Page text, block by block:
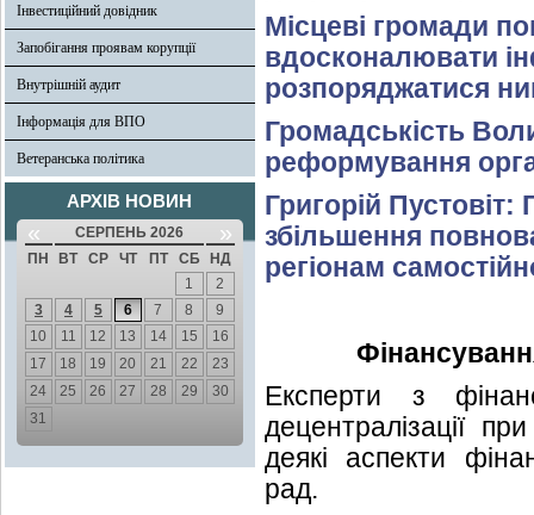
Інвестиційний довідник
Запобігання проявам корупції
Внутрішній аудит
Інформація для ВПО
Ветеранська політика
АРХІВ НОВИН
« СЕРПЕНЬ 2026 »
ПН ВТ СР ЧТ ПТ СБ
НД
1
2
3
4 5 6 7 8
9
10
11 12 13 14 15
16
17
18 19 20 21 22
23
24
25 26 27 28 29
30
31
Місцеві громади
вдосконалювати
розпоряджатися
Громадськість
реформування
Григорій
збільшення
регіонам
Експерти з
децентралізації
деякі аспекти
рад.